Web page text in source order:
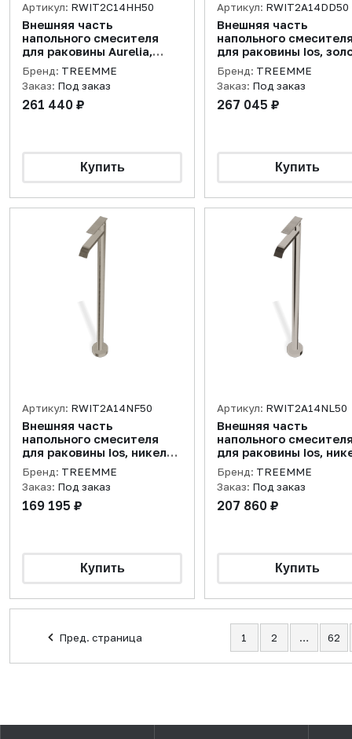
Артикул: RWIT2C14HH50
Внешняя часть
напольного смесителя
для раковины Aurelia,
черный хром
полированный
Бренд: TREEMME
Заказ: Под заказ
261 440 ₽
Артикул: RWIT2A14DD50
Внешняя часть
напольного
для раковины Ios,
Бренд: TREEMME
Заказ: Под заказ
267 045 ₽
Артикул: RWIT2A14NF50
Внешняя часть
напольного смесителя
для раковины Ios, никель
брашированный
Бренд: TREEMME
Заказ: Под заказ
169 195 ₽
Артикул: RWIT2A14NL50
Внешняя часть
напольного
для раковины Ios,
полированный
Бренд: TREEMME
Заказ: Под заказ
207 860 ₽
Пред. страница 1 2 … 62